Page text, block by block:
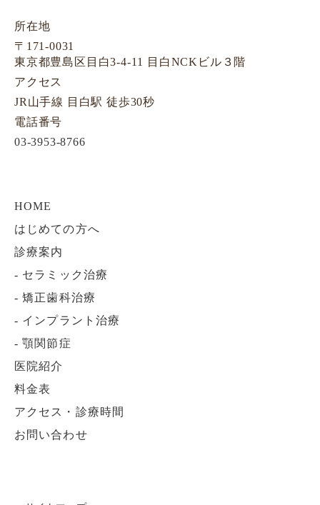
所在地
〒171-0031
東京都豊島区目白3-4-11 目白NCKビル３階
アクセス
JR山手線 目白駅 徒歩30秒
電話番号
03-3953-8766
HOME
はじめての方へ
診療案内
- セラミック治療
-矯正歯科治療
- インプラント治療
-顎関節症
医院紹介
料金表
アクセス・診療時間
お問い合わせ